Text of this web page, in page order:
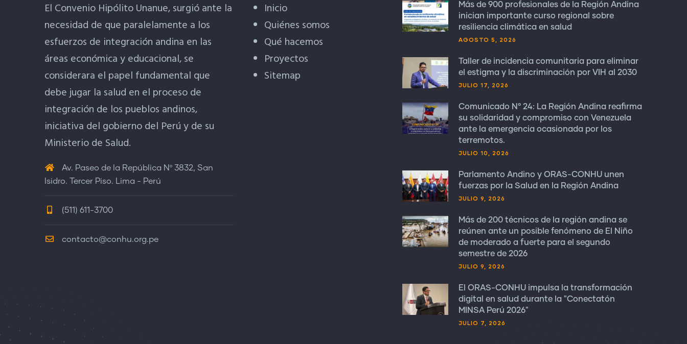
El Convenio Hipólito Unanue, surgió ante la
necesidad de que paralelamente a los
esfuerzos de integración andina en las
áreas económica y educacional, se
considerara el papel fundamental que
debe jugar la salud en el proceso de
integración de los pueblos andinos,
iniciativa del gobierno del Perú y de su
Ministerio de Salud.
Av. Paseo de la República Nº 3832, San
Isidro. Tercer Piso. Lima - Perú
(511) 611-3700
contacto@conhu.org.pe
Inicio
Quiénes somos
Qué hacemos
Proyectos
Sitemap
Más de 900 profesionales de la Región Andina
inician importante curso regional sobre
resiliencia climática en salud
AGOSTO 5, 2026
Taller de incidencia comunitaria para eliminar
el estigma y la discriminación por VIH al 2030
JULIO 17, 2026
Comunicado N° 24: La Región Andina reafirma
su solidaridad y compromiso con Venezuela
ante la emergencia ocasionada por los
terremotos.
JULIO 10, 2026
Parlamento Andino y ORAS-CONHU unen
fuerzas por la Salud en la Región Andina
JULIO 9, 2026
Más de 200 técnicos de la región andina se
reúnen ante un posible fenómeno de El Niño
de moderado a fuerte para el segundo
semestre de 2026
JULIO 9, 2026
El ORAS-CONHU impulsa la transformación
digital en salud durante la "Conectatón
MINSA Perú 2026"
JULIO 7, 2026